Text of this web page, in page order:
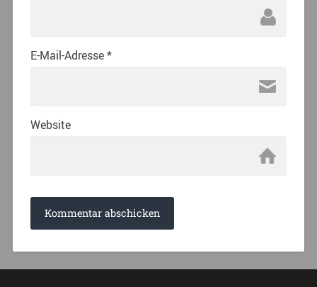
E-Mail-Adresse*
Website